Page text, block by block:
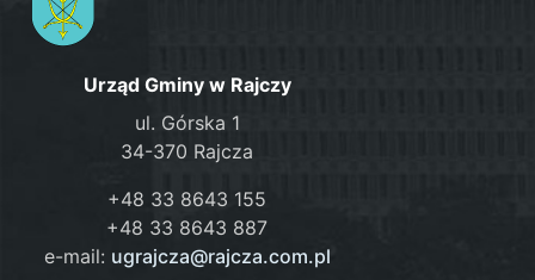
Urząd Gminy w Rajczy
ul. Górska 1
34-370 Rajcza
+48 33 8643 155
+48 33 8643 887
e-mail: ugrajcza@rajcza.com.pl